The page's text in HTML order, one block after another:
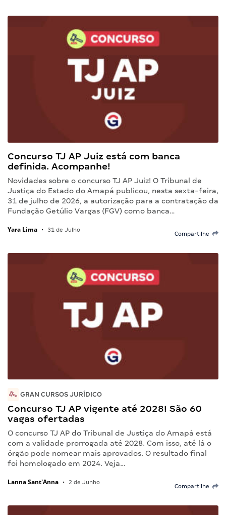
Concurso TJ AP Juiz está com banca
definida. Acompanhe!
Novidades sobre o concurso TJ AP Juiz! O Tribunal de
Justiça do Estado do Amapá publicou, nesta sexta-feira,
31 de julho de 2026, a autorização para a contratação da
Fundação Getúlio Vargas (FGV) como banca…
Yara Lima • 31 de Julho
Compartilhe
GRAN CURSOS JURÍDICO
Concurso TJ AP vigente até 2028! São 60
vagas ofertadas
O concurso TJ AP do Tribunal de Justiça do Amapá está
com a validade prorrogada até 2028. Com isso, até lá o
órgão pode nomear mais aprovados. O resultado final
foi homologado em 2024. Veja…
Lanna Sant'Anna • 2 de Junho
Compartilhe